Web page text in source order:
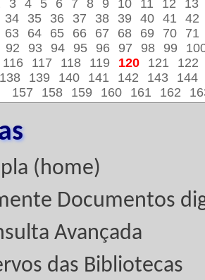
3 4 5 6 7 8 9 10 11 12
13
34 35 36 37 38 39 40 41
42
63 64 65 66 67 68 69 70
71
92 93 94 95 96 97 98 99
116 117 118 119 120 121
122
138 139 140 141 142 143
144
157
158 159 160 161 162
(home)
Documentos
Avançada
das Bibliotecas